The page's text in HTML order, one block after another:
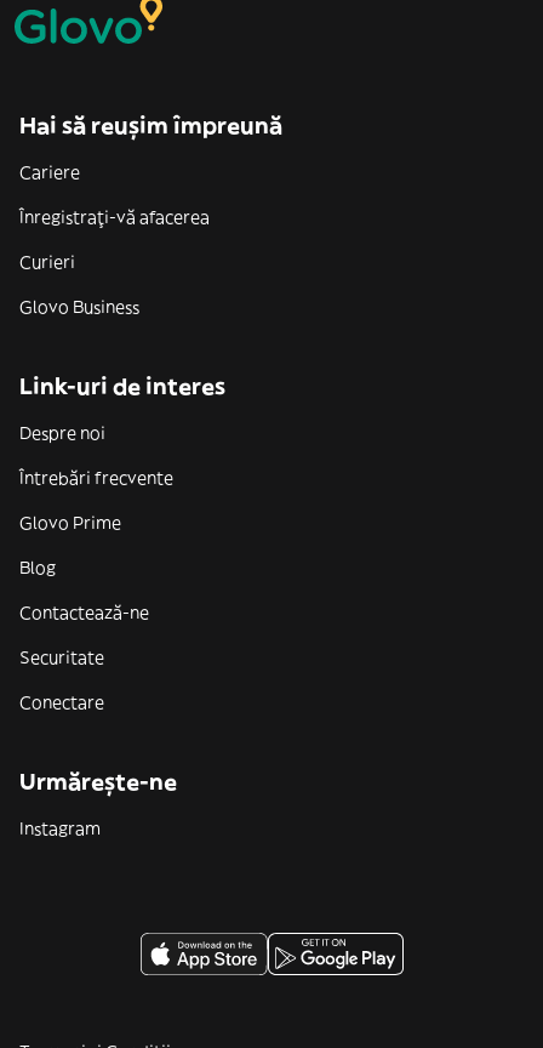
Hai să reușim împreună
Cariere
Înregistrați-vă afacerea
Curieri
Glovo Business
Link-uri de interes
Despre noi
Întrebări frecvente
Glovo Prime
Blog
Contactează-ne
Securitate
Conectare
Urmărește-ne
Instagram